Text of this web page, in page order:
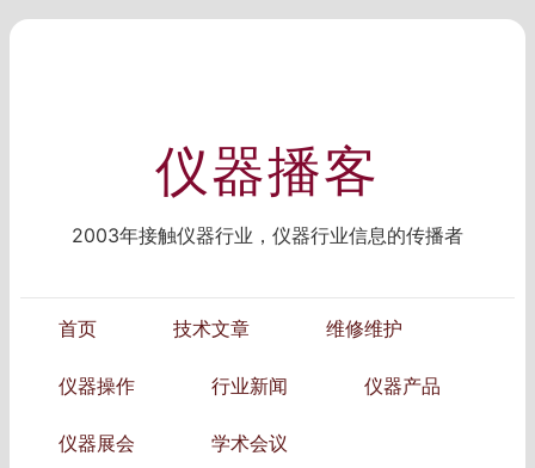
仪器播客
2003年接触仪器行业，仪器行业信息的传播者
首页 技术文章 维修维护
仪器操作 行业新闻 仪器产品
仪器展会 学术会议